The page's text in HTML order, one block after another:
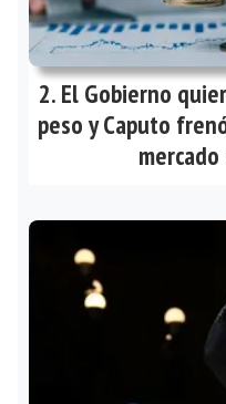
El Gobierno
peso y Caputo